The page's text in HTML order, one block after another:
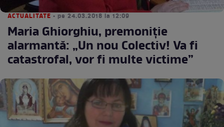
ACTUALITATE • pe 24.03.2018 la 12:09
Maria Ghiorghiu, premoniție
alarmantă: „Un nou Colectiv! Va fi
catastrofal, vor fi multe victime”